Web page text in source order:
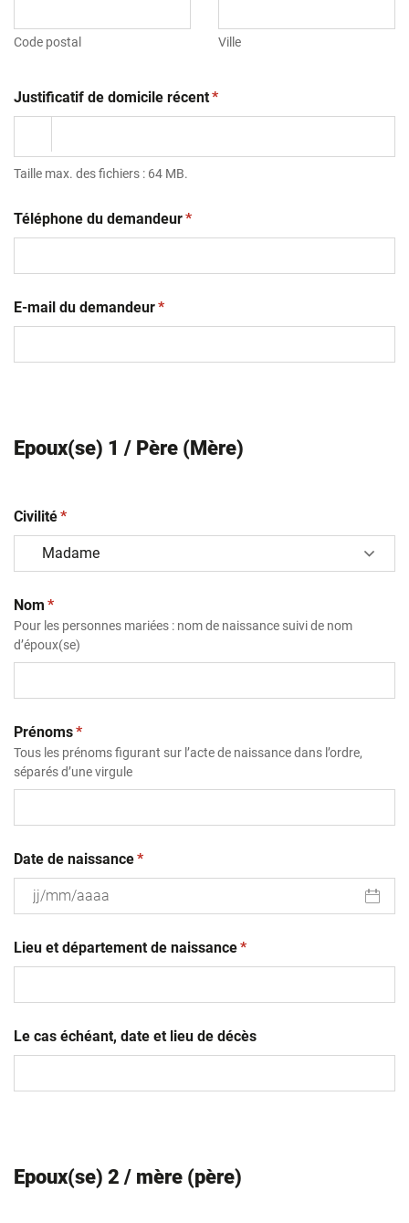
Code postal Ville
Justificatif de domicile récent(obligatoire)
*
Taille max. des fichiers : 64 MB.
Téléphone du demandeur(obligatoire)
*
E-mail du demandeur(obligatoire)
*
Epoux(se) 1 / Père (Mère)
Civilité(obligatoire)
*
Nom (obligatoire)
*
Pour les personnes mariées : nom de naissance suivi de nom
d’époux(se)
Prénoms(obligatoire)
*
Tous les prénoms figurant sur l’acte de naissance dans l’ordre,
séparés d’une virgule
Date de naissance(obligatoire)
*
slash
MM
Lieu et département de naissance(obligatoire)
*
Le cas échéant, date et lieu de décès
Epoux(se) 2 / mère (père)